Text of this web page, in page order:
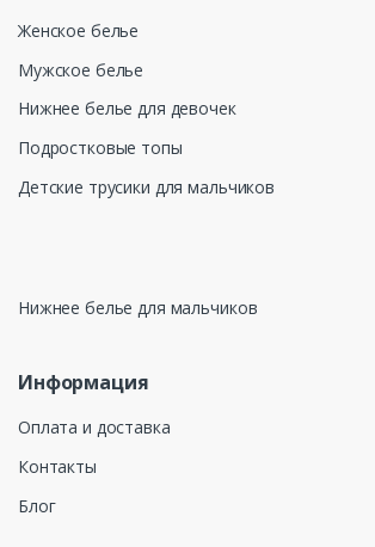
Женское белье
Мужское белье
Нижнее белье для девочек
Подростковые топы
Детские трусики для мальчиков
Нижнее белье для мальчиков
Информация
Оплата и доставка
Контакты
Блог